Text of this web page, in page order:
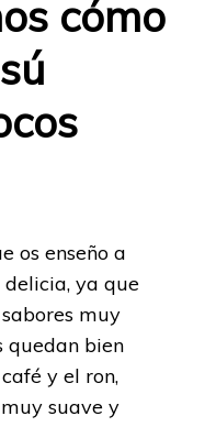
cómo
os enseño a
ya que
muy
quedan bien
y el ron,
suave y